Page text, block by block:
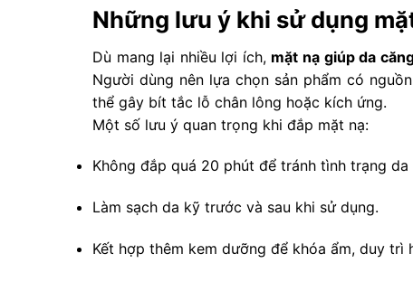
Những lưu ý khi sử dụng
Dù mang lại nhiều lợi ích, mặt nạ giúp da
Người dùng nên lựa chọn sản phẩm có
thể gây bít tắc lỗ chân lông hoặc kích ứng.
Một số lưu ý quan trọng khi đắp mặt nạ:
Không đắp quá 20 phút để tránh tình trạng
Làm sạch da kỹ trước và sau khi sử dụng.
Kết hợp thêm kem dưỡng để khóa ẩm, duy trì